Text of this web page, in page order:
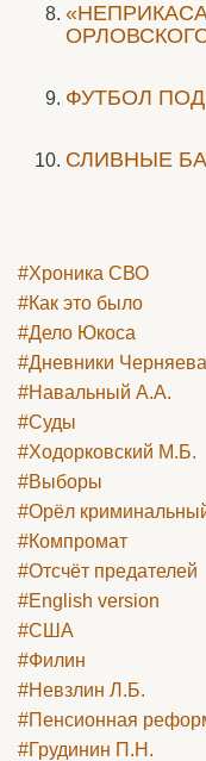
ФУТБОЛ
СЛИВНЫЕ
#Хроника СВО
#Как это было
#Дело Юкоса
#Дневники Черняева
#Навальный А.А.
#Суды
#Ходорковский М.Б.
#Выборы
#Орёл
#Компромат
#Отсчёт предателей
#English version
#США
#Филин
#Невзлин Л.Б.
#Пенсионная
#Грудинин П.Н.